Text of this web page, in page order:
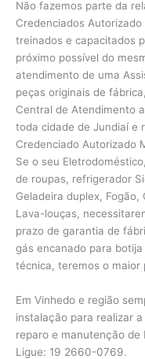
Não fazemos parte da
Credenciados
treinados e capacitados
próximo possível do
atendimento de uma
peças originais de
Central de Atendimento
toda cidade de Jundiaí e
Credenciado Autorizado
Se o seu
de roupas, refrigerador
Geladeira duplex,
Lava-louças,
prazo de garantia de
gás encanado para
técnica, teremos o maior
Em Vinhedo e região
instalação para realizar
reparo e manutenção de
Ligue: 19 2660-0769.